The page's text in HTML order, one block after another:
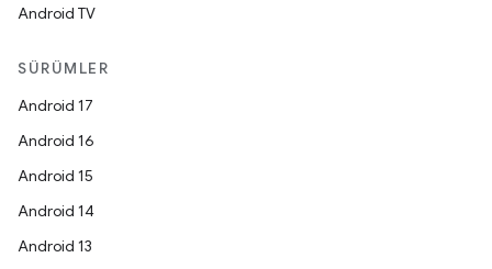
Android TV
SÜRÜMLER
Android 17
Android 16
Android 15
Android 14
Android 13